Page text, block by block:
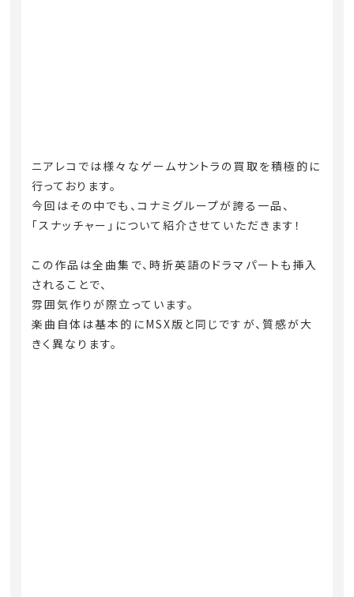
ニアレコでは様々なゲームサントラの買取を積極的に
行っております。
今回はその中でも、コナミグループが誇る一品、
「スナッチャー」について紹介させていただきます！
この作品は全曲集で、時折英語のドラマパートも挿入
されることで、
雰囲気作りが際立っています。
楽曲自体は基本的にMSX版と同じですが、質感が大
きく異なります。